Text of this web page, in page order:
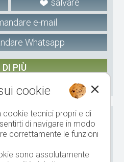
salvare
e-mail
Whatsapp
DI PIÙ
CIN: IT021051B5E3S2VFQH
cookie
cookie tecnici propri e di
di navigare in modo
correttamente le funzioni
sono assolutamente